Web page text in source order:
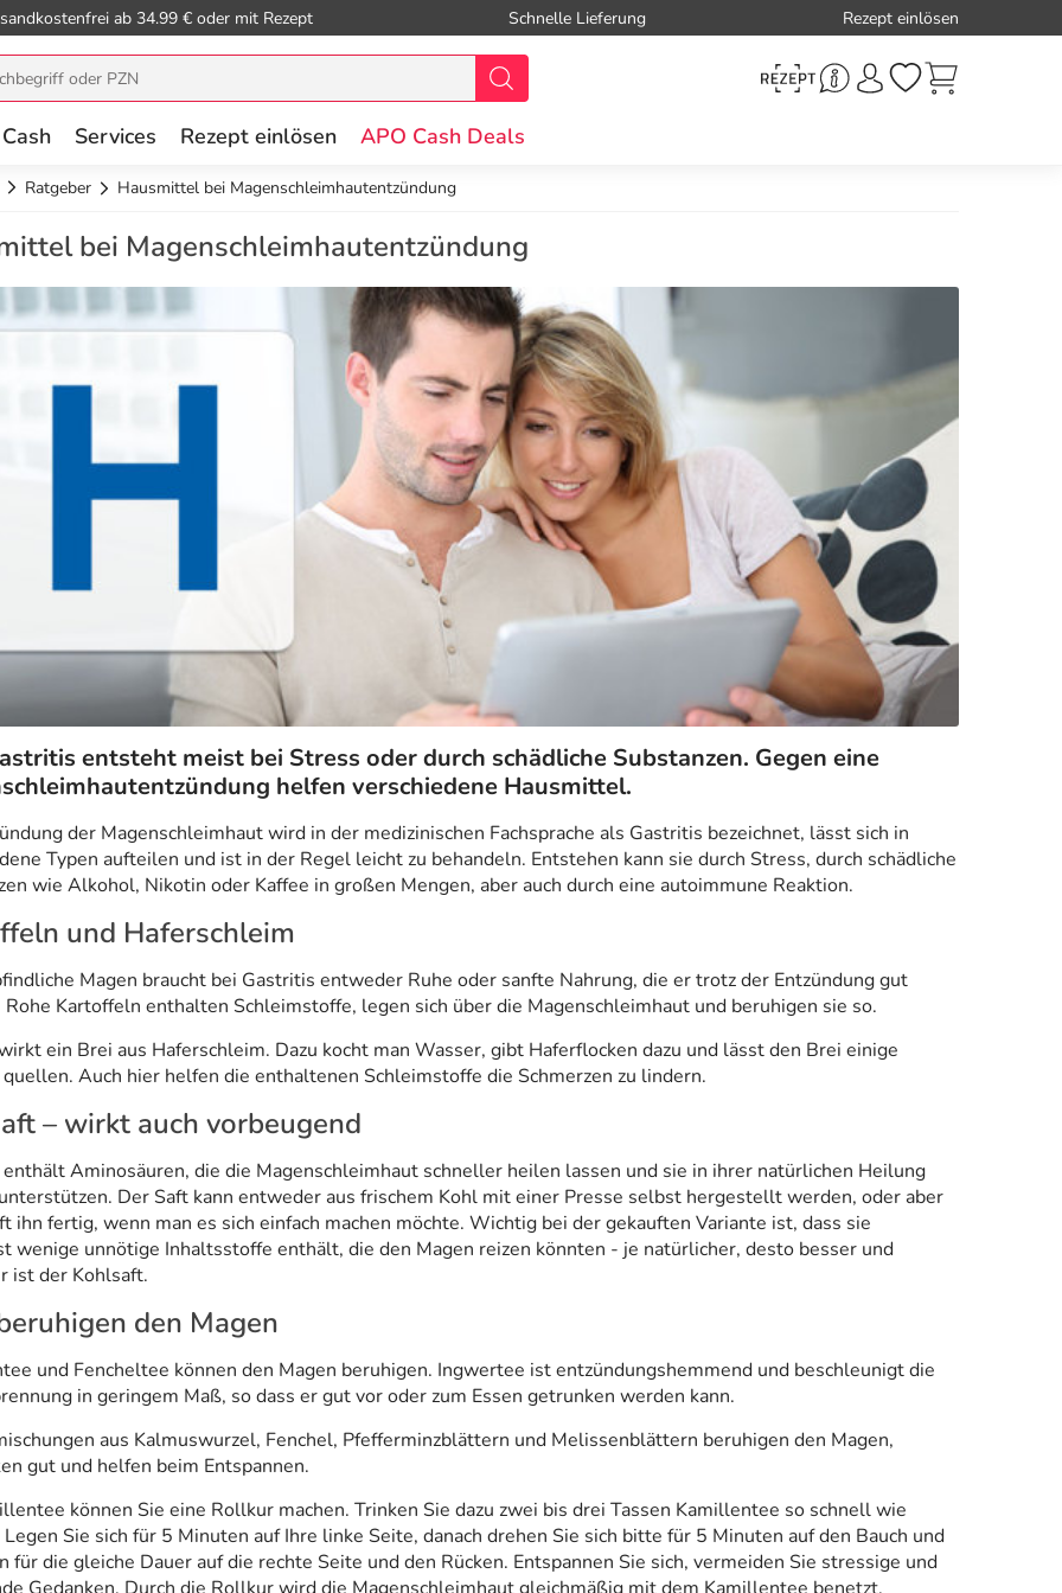
ab 34.99 € oder mit Rezept Schnelle Lieferung Rezept einlösen
Services Rezept einlösen APO Cash Deals
Ratgeber Hausmittel bei Magenschleimhautentzündung
bei Magenschleimhautentzündung
entsteht meist bei Stress oder durch schädliche Substanzen. Gegen eine
helfen verschiedene Hausmittel.
der Magenschleimhaut wird in der medizinischen Fachsprache als Gastritis bezeichnet, lässt sich in
Typen aufteilen und ist in der Regel leicht zu behandeln. Entstehen kann sie durch Stress, durch schädliche
wie Alkohol, Nikotin oder Kaffee in großen Mengen, aber auch durch eine autoimmune Reaktion.
und Haferschleim
Magen braucht bei Gastritis entweder Ruhe oder sanfte Nahrung, die er trotz der Entzündung gut
Kartoffeln enthalten Schleimstoffe, legen sich über die Magenschleimhaut und beruhigen sie so.
ein Brei aus Haferschleim. Dazu kocht man Wasser, gibt Haferflocken dazu und lässt den Brei einige
Auch hier helfen die enthaltenen Schleimstoffe die Schmerzen zu lindern.
– wirkt auch vorbeugend
Aminosäuren, die die Magenschleimhaut schneller heilen lassen und sie in ihrer natürlichen Heilung
Der Saft kann entweder aus frischem Kohl mit einer Presse selbst hergestellt werden, oder aber
ihn fertig, wenn man es sich einfach machen möchte. Wichtig bei der gekauften Variante ist, dass sie
wenige unnötige Inhaltsstoffe enthält, die den Magen reizen könnten - je natürlicher, desto besser und
ist der Kohlsaft.
den Magen
und Fencheltee können den Magen beruhigen. Ingwertee ist entzündungshemmend und beschleunigt die
in geringem Maß, so dass er gut vor oder zum Essen getrunken werden kann.
aus Kalmuswurzel, Fenchel, Pfefferminzblättern und Melissenblättern beruhigen den Magen,
gut und helfen beim Entspannen.
können Sie eine Rollkur machen. Trinken Sie dazu zwei bis drei Tassen Kamillentee so schnell wie
Sie sich für 5 Minuten auf Ihre linke Seite, danach drehen Sie sich bitte für 5 Minuten auf den Bauch und
für die gleiche Dauer auf die rechte Seite und den Rücken. Entspannen Sie sich, vermeiden Sie stressige und
Gedanken. Durch die Rollkur wird die Magenschleimhaut gleichmäßig mit dem Kamillentee benetzt.